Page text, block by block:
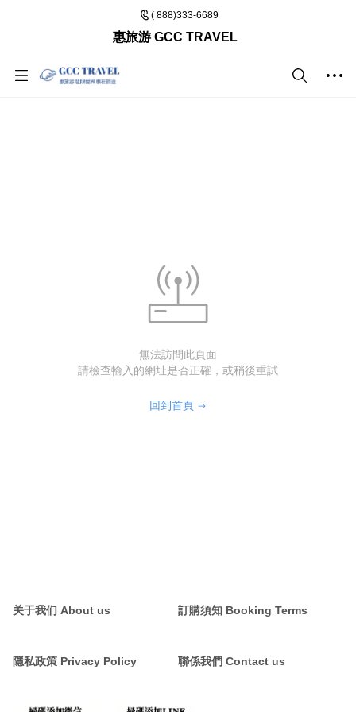
( 888)333-6689
惠旅游 GCC TRAVEL
無法訪問此頁面
請檢查輸入的網址是否正確，或稍後重試
回到首頁
关于我们 About us 訂購須知 Booking Terms
隱私政策 Privacy Policy 聯係我們 Contact us